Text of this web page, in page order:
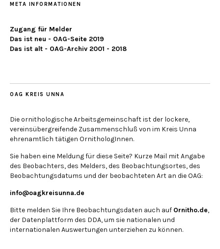
META INFORMATIONEN
Zugang für Melder
Das ist neu - OAG-Seite 2019
Das ist alt - OAG-Archiv 2001 - 2018
OAG KREIS UNNA
Die ornithologische Arbeitsgemeinschaft ist der lockere,
vereinsübergreifende Zusammenschluß von im Kreis Unna
ehrenamtlich tätigen OrnithologInnen.
Sie haben eine Meldung für diese Seite? Kurze Mail mit Angabe
des Beobachters, des Melders, des Beobachtungsortes, des
Beobachtungsdatums und der beobachteten Art an die OAG:
info@oagkreisunna.de
Bitte melden Sie Ihre Beobachtungsdaten auch auf Ornitho.de,
der Datenplattform des DDA, um sie nationalen und
internationalen Auswertungen unterziehen zu können.